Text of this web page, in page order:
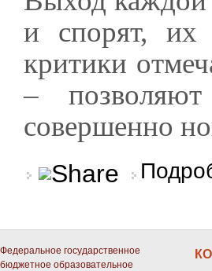
и спорят, их
критики
–
совершенно
Федеральное государственное
бюджетное образовательное